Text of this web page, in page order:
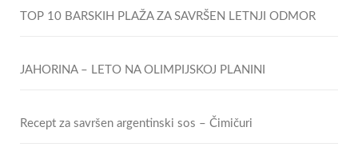
TOP 10 BARSKIH PLAŽA ZA SAVRŠEN LETNJI ODMOR
JAHORINA – LETO NA OLIMPIJSKOJ PLANINI
Recept za savršen argentinski sos – Čimičuri